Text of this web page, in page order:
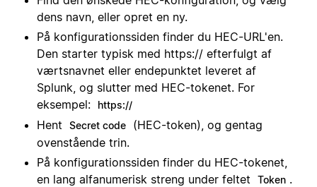
dens navn, eller opret en ny.
På konfigurationssiden finder du HEC-URL'en.
Den starter typisk med https:// efterfulgt af
værtsnavnet eller endepunktet leveret af
Splunk, og slutter med HEC-tokenet. For
eksempel:
https://
Hent Secret code
(HEC-token), og gentag
ovenstående trin.
På konfigurationssiden finder du HEC-tokenet,
en lang alfanumerisk streng under feltet
Token .